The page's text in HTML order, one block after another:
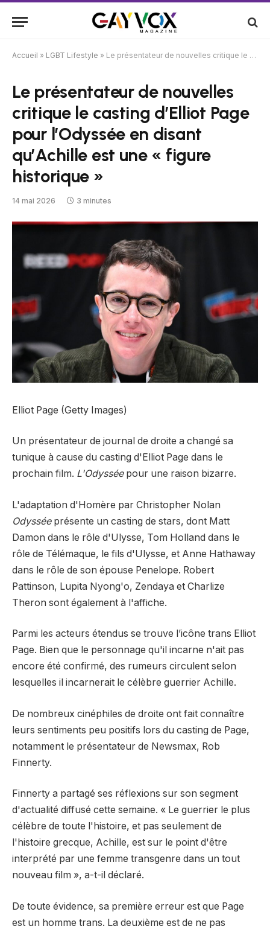
Accueil » LGBT Lifestyle » Le présentateur de nouvelles critique le casting d’Elliot Page pour l’Odyssée en disant qu’Achille est une « figure historique »
Le présentateur de nouvelles
critique le casting d’Elliot Page
pour l’Odyssée en disant
qu’Achille est une « figure
historique »
14 mai 2026 3 minutes
Elliot Page (Getty Images)
Un présentateur de journal de droite a changé sa
tunique à cause du casting d'Elliot Page dans le
prochain film. L'Odysséepour une raison bizarre.
L'adaptation d'Homère par Christopher Nolan
Odysséeprésente un casting de stars, dont Matt
Damon dans le rôle d'Ulysse, Tom Holland dans le
rôle de Télémaque, le fils d'Ulysse, et Anne Hathaway
dans le rôle de son épouse Penelope. Robert
Pattinson, Lupita Nyong'o, Zendaya et Charlize
Theron sont également à l'affiche.
Parmi les acteurs étendus se trouve l’icône trans Elliot
Page. Bien que le personnage qu'il incarne n'ait pas
encore été confirmé, des rumeurs circulent selon
lesquelles il incarnerait le célèbre guerrier Achille.
De nombreux cinéphiles de droite ont fait connaître
leurs sentiments peu positifs lors du casting de Page,
notamment le présentateur de Newsmax, Rob
Finnerty.
Finnerty a partagé ses réflexions sur son segment
d'actualité diffusé cette semaine. « Le guerrier le plus
célèbre de toute l'histoire, et pas seulement de
l'histoire grecque, Achille, est sur le point d'être
interprété par une femme transgenre dans un tout
nouveau film », a-t-il déclaré.
De toute évidence, sa première erreur est que Page
est un homme trans. La deuxième est de ne pas